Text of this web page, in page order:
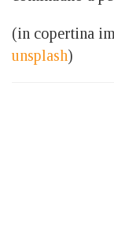
(in copertina
unsplash)